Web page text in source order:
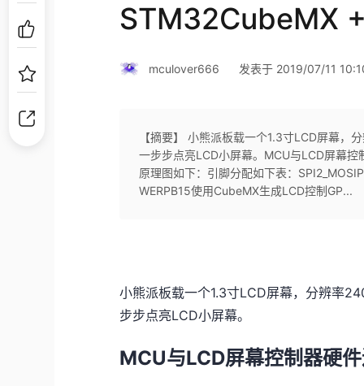
STM32CubeMX
mculover666 发表于 2019/07/11
【摘要】 小熊派板载一个1.3寸LCD屏幕
一步步点亮LCD小屏幕。MCU与LCD屏幕
原理图如下：引脚分配如下表：
WERPB15使用CubeMX生成LCD控制GP...
小熊派板载一个1.3寸LCD屏幕，分辨率
步步点亮LCD小屏幕。
MCU与LCD屏幕控制器硬